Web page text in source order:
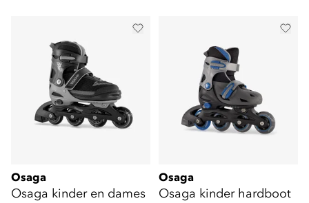
Osaga
Osaga kinder en dames
Osaga
Osaga kinder hardboot